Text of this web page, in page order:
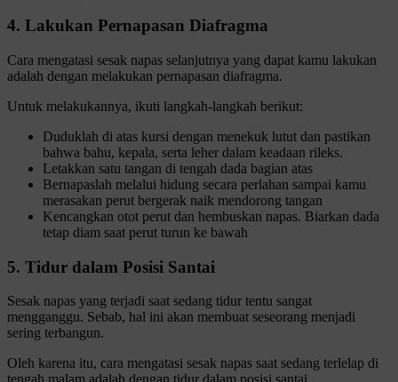
4. Lakukan Pernapasan Diafragma
Cara mengatasi sesak napas selanjutnya yang dapat kamu lakukan
adalah dengan melakukan pernapasan diafragma.
Untuk melakukannya, ikuti langkah-langkah berikut:
Duduklah di atas kursi dengan menekuk lutut dan pastikan
bahwa bahu, kepala, serta leher dalam keadaan rileks.
Letakkan satu tangan di tengah dada bagian atas
Bernapaslah melalui hidung secara perlahan sampai kamu
merasakan perut bergerak naik mendorong tangan
Kencangkan otot perut dan hembuskan napas. Biarkan dada
tetap diam saat perut turun ke bawah
5. Tidur dalam Posisi Santai
Sesak napas yang terjadi saat sedang tidur tentu sangat
mengganggu. Sebab, hal ini akan membuat seseorang menjadi
sering terbangun.
Oleh karena itu, cara mengatasi sesak napas saat sedang terlelap di